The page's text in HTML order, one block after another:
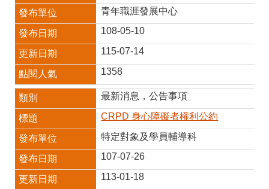
青年職涯發展中心
108-05-10
115-07-14
1358
最新消息，公告事項
CRPD 身心障礙者權利公約
特定對象及學員輔導科
107-07-26
113-01-18